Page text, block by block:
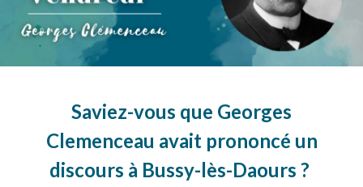
JE PARTICIPE
Saviez-vous que Georges
Clemenceau avait prononcé un
discours à Bussy-lès-Daours ?